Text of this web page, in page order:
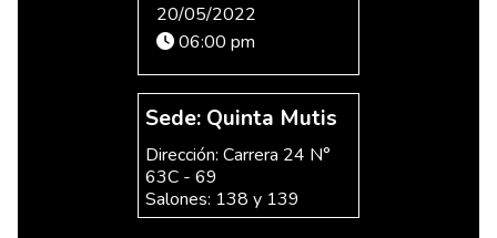
20/05/2022
06:00 pm
Sede: Quinta Mutis
Dirección: Carrera 24 N°
63C - 69
Salones: 138 y 139